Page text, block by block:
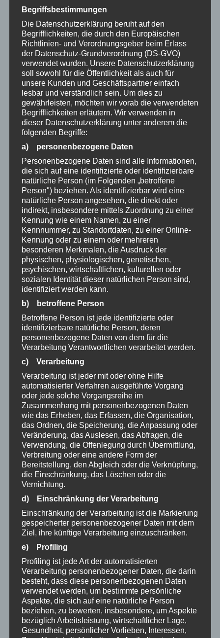
Sternkopf-Engel Black Beauty, stehend, mit
Kerzenhalter (50 cm)
578,00€
auf Vorbestellung
Sternkopf-Engel Black Beauty, stehend, mit
Kerzenhalter (100 cm)
1.750,00€
auf Vorbestellung
Begriffsbestimmungen
Die Datenschutzerklärung beruht auf den
Begrifflichkeiten, die durch den Europäischen
Richtlinien- und Verordnungsgeber beim Erlass
der Datenschutz-Grundverordnung (DS-GVO)
verwendet wurden. Unsere Datenschutzerklärung
soll sowohl für die Öffentlichkeit als auch für
unsere Kunden und Geschäftspartner einfach
lesbar und verständlich sein. Um dies zu
gewährleisten, möchten wir vorab die verwendeten
Begrifflichkeiten erläutern. Wir verwenden in
dieser Datenschutzerklärung unter anderem die
folgenden Begriffe:
a) personenbezogene Daten
Personenbezogene Daten sind alle Informationen,
die sich auf eine identifizierte oder identifizierbare
natürliche Person (im Folgenden „betroffene
Person") beziehen. Als identifizierbar wird eine
natürliche Person angesehen, die direkt oder
indirekt, insbesondere mittels Zuordnung zu einer
Kennung wie einem Namen, zu einer
Kennnummer, zu Standortdaten, zu einer Online-
Kennung oder zu einem oder mehreren
besonderen Merkmalen, die Ausdruck der
physischen, physiologischen, genetischen,
psychischen, wirtschaftlichen, kulturellen oder
sozialen Identität dieser natürlichen Person sind,
identifiziert werden kann.
b) betroffene Person
Betroffene Person ist jede identifizierte oder
identifizierbare natürliche Person, deren
personenbezogene Daten von dem für die
Verarbeitung Verantwortlichen verarbeitet werden.
c) Verarbeitung
Verarbeitung ist jeder mit oder ohne Hilfe
automatisierter Verfahren ausgeführte Vorgang
oder jede solche Vorgangsreihe im
Zusammenhang mit personenbezogenen Daten
wie das Erheben, das Erfassen, die Organisation,
das Ordnen, die Speicherung, die Anpassung oder
Veränderung, das Auslesen, das Abfragen, die
Verwendung, die Offenlegung durch Übermittlung,
Verbreitung oder eine andere Form der
Bereitstellung, den Abgleich oder die Verknüpfung,
die Einschränkung, das Löschen oder die
Vernichtung.
d) Einschränkung der Verarbeitung
Einschränkung der Verarbeitung ist die Markierung
gespeicherter personenbezogener Daten mit dem
Ziel, ihre künftige Verarbeitung einzuschränken.
e) Profiling
Profiling ist jede Art der automatisierten
Verarbeitung personenbezogener Daten, die darin
besteht, dass diese personenbezogenen Daten
verwendet werden, um bestimmte persönliche
Aspekte, die sich auf eine natürliche Person
beziehen, zu bewerten, insbesondere, um Aspekte
bezüglich Arbeitsleistung, wirtschaftlicher Lage,
Gesundheit, persönlicher Vorlieben, Interessen,